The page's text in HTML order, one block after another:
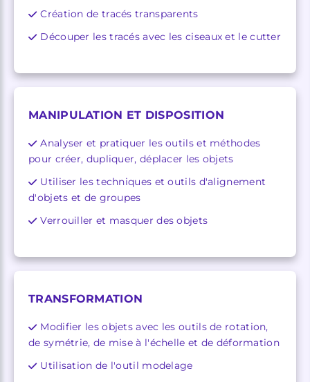
Création de tracés transparents
Découper les tracés avec les ciseaux et le cutter
MANIPULATION ET DISPOSITION
Analyser et pratiquer les outils et méthodes
pour créer, dupliquer, déplacer les objets
Utiliser les techniques et outils d'alignement
d'objets et de groupes
Verrouiller et masquer des objets
TRANSFORMATION
Modifier les objets avec les outils de rotation,
de symétrie, de mise à l'échelle et de déformation
Utilisation de l'outil modelage